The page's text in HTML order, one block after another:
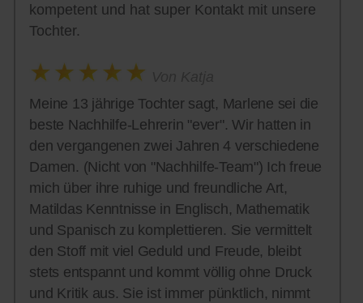
kompetent und hat super Kontakt mit unsere
Tochter.
Meine 13 jährige Tochter sagt, Marlene sei die
beste Nachhilfe-Lehrerin "ever". Wir hatten in
den vergangenen zwei Jahren 4 verschiedene
Damen. (Nicht von "Nachhilfe-Team") Ich freue
mich über ihre ruhige und freundliche Art,
Matildas Kenntnisse in Englisch, Mathematik
und Spanisch zu komplettieren. Sie vermittelt
den Stoff mit viel Geduld und Freude, bleibt
stets entspannt und kommt völlig ohne Druck
und Kritik aus. Sie ist immer pünktlich, nimmt